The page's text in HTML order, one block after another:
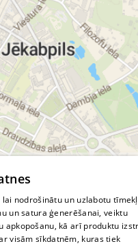
© OpenStreetMap contributors
nodrošinātu un uzlabotu
un satura ģenerēšanai, veiktu
kā arī produktu
visām sīkdatnēm, kuras tiek